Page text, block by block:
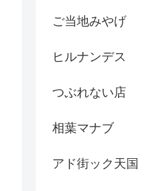
ご当地みやげ
ヒルナンデス
つぶれない店
相葉マナブ
アド街ック天国